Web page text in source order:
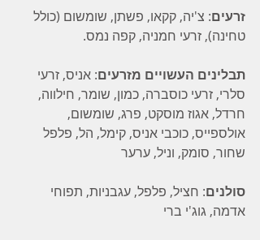
זרעים: צ'יה, קקאו, פשתן, שומשום (כולל
טחינה), זרעי חמניה, קפה נמס.
תבלינים העשויים מזרעים: אניס, זרעי
סלרי, זרעי כוסברה, כמון, שומר, חילווה,
חרדל, אגוז מוסקט, פרג, שומשום,
אולספייס, כוכבי אניס, קימל, הל, פלפל
שחור, סומק, וניל, ערער
סולנים: חציל, פלפל, עגבניות, תפוחי
אדמה, גוג'י ברי